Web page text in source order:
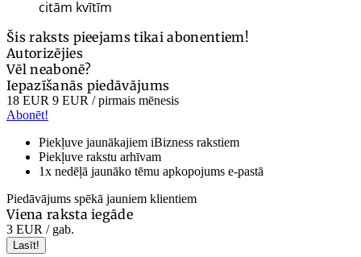
citām kvītīm
Šis raksts pieejams tikai abonentiem!
Autorizējies
Vēl neabonē?
Iepazīšanās piedāvājums
18 EUR 9 EUR / pirmais mēnesis
Abonēt!
Piekļuve jaunākajiem iBizness rakstiem
Piekļuve rakstu arhīvam
1x nedēļā jaunāko tēmu apkopojums e-pastā
Piedāvājums spēkā jauniem klientiem
Viena raksta iegāde
3 EUR / gab.
Lasīt!